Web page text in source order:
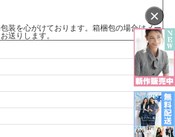
×
装を心がけております。箱梱包の場合はメー
送りします。